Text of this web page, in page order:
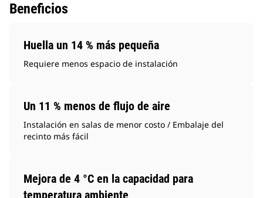
Beneficios
Huella un 14 % más pequeña
Requiere menos espacio de instalación
Un 11 % menos de flujo de aire
Instalación en salas de menor costo / Embalaje del
recinto más fácil
Mejora de 4 °C en la capacidad para